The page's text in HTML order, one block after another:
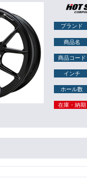
ブランド
商品名
商品コード
インチ
ホール数
在庫・納期